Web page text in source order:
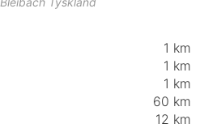
1 km
1 km
1 km
60 km
12 km